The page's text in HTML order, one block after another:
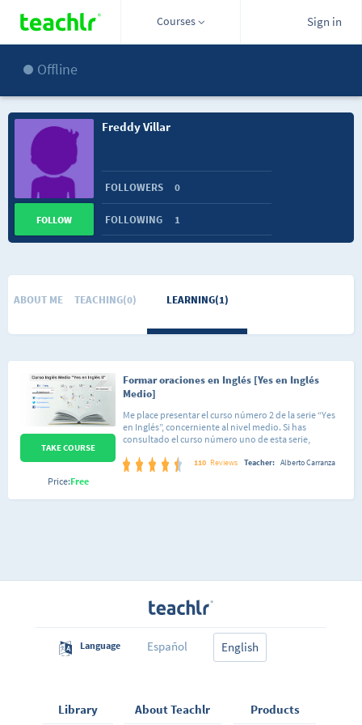
Courses Sign in
Offline
Freddy Villar
FOLLOWERS 0
FOLLOWING 1
FOLLOW
ABOUT ME TEACHING(0) LEARNING(1)
Formar oraciones en Inglés [Yes en Inglés
Medio]
Me place presentar el curso número 2 de la serie “Yes
en Inglés”, concerniente al nivel medio. Si has
consultado el curso número uno de esta serie,
básicos del idioma de una forma en que se facilita al
lector la gran tarea de aprender inglés. El autor de este
empiezan desde un nivel muy bajo en el idioma inglés
dependiendo de las formas en que queramos
formularlas, ya sean afirmativas, negativas o
interrogativas (preguntas) y también de los tiempos
110 Reviews Teacher: Alberto Carranza
TAKE COURSE
Price:Free
Language Español English
Library About Teachlr Products